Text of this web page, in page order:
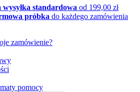
standardowa od 199,00 zł
próbka do każdego zamówienia
zamówienie?
pomocy